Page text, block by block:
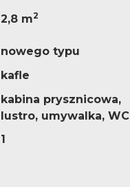
2,8 m2
nowego typu
kafle
kabina prysznicowa,
lustro, umywalka, WC
1